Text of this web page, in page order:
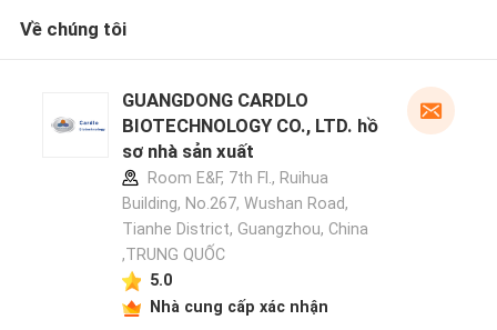
Về chúng tôi
GUANGDONG CARDLO
BIOTECHNOLOGY CO., LTD. hồ
sơ nhà sản xuất
Room E&F, 7th Fl., Ruihua
Building, No.267, Wushan Road,
Tianhe District, Guangzhou, China
,TRUNG QUỐC
5.0
Nhà cung cấp xác nhận